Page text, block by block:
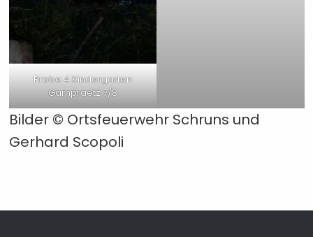
Probe 4 Kindergarten
Gampraetz 7/8
Bilder © Ortsfeuerwehr Schruns und
Gerhard Scopoli